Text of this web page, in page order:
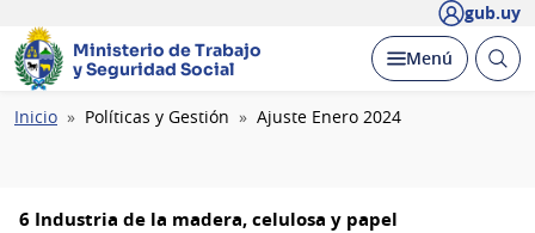
gub.uy
Ministerio de Trabajo
y Seguridad Social
Desplegar
Menú Abrir
Ruta
Inicio Políticas y Gestión Ajuste Enero 2024
6 Industria de la madera, celulosa y papel